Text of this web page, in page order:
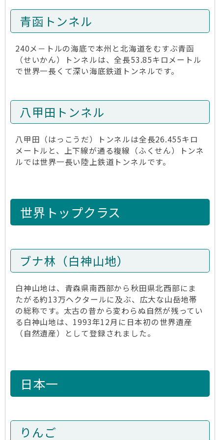
青函トンネル
240メ－トルの海底で本州と北海道をむすぶ青函
（せいかん）トンネルは、全長53.85キロメートル
で世界一長くて深い海底鉄道トンネルです。
八甲田トンネル
八甲田（はっこうだ）トンネルは全長26.455キロ
メートルと、上下線が通る複線（ふくせん）トンネ
ルでは世界一長い陸上鉄道トンネルです。
世界トップクラス
ブナ林（白神山地）
白神山地は、青森県南西部から秋田県北西部にま
たがる約13万ヘクタールに及ぶ、広大な山岳地帯
の総称です。太古の昔から変わらぬ自然が残ってい
る白神山地は、1993年12月に日本初の世界遺産
（自然遺産）として登録されました。
日本一
りんご